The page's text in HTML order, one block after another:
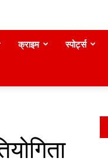
क्राइम स्पोर्ट्स